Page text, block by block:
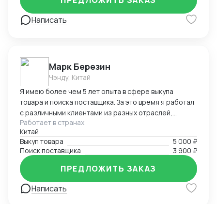
соответствия продукции требованиям заказчиков.
Этот опыт укрепил мои навыки деловой
работа с фонетикой и устной речью. Межкультурная
коммуникация и ведение деловых переговоров.
Аудит заводов, инспекция товаров, контроль
качества перед отправкой. Перевод (устный и
письменный) в образовательной и коммерческой
сферах. Использование цифровых инструментов и
образовательных технологий в обучении.
Написать
Марк Березин
Чэнду, Китай
Я имею более чем 5 лет опыта в сфере выкупа
товара и поиска поставщика. За это время я работал
с различными клиентами из разных отраслей,
включая розничную торговлю, электронику, моду и
другие. Я успешно находил поставщиков для
клиентов, помогал им получить выгодные условия и
заключал успешные сделки.
Работает в странах
Китай
Выкуп товара
5 000 ₽
Поиск поставщика
3 900 ₽
Написать
ПРЕДЛОЖИТЬ ЗАКАЗ